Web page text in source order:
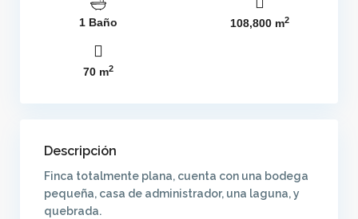
1 Baño 108,800 m2
70 m2
Descripción
Finca totalmente plana, cuenta con una bodega
pequeña, casa de administrador, una laguna, y
quebrada.